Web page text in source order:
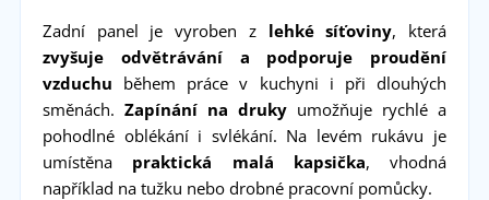
Zadní panel je vyroben z lehké síťoviny, která
zvyšuje odvětrávání a podporuje proudění
vzduchu během práce v kuchyni i při dlouhých
směnách. Zapínání na druky umožňuje rychlé a
pohodlné oblékání i svlékání. Na levém rukávu je
umístěna praktická malá kapsička, vhodná
například na tužku nebo drobné pracovní pomůcky.